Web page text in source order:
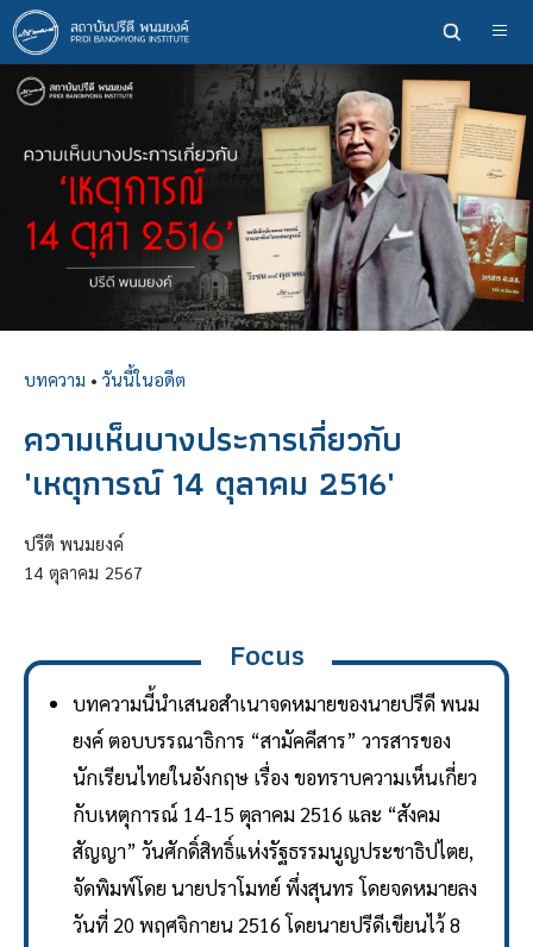
ข้าม
ไป
ยัง
เนื้อหา
บทความ • วันนี้ในอดีต
ความเห็นบางประการเกี่ยวกับ
'เหตุการณ์ 14 ตุลาคม 2516'
ปรีดี พนมยงค์
14 ตุลาคม 2567
Focus
บทความนี้นำเสนอสำเนาจดหมายของนายปรีดี พนม
ยงค์ ตอบบรรณาธิการ “สามัคคีสาร” วารสารของ
นักเรียนไทยในอังกฤษ เรื่อง ขอทราบความเห็นเกี่ยว
กับเหตุการณ์ 14-15 ตุลาคม 2516 และ “สังคม
สัญญา” วันศักดิ์สิทธิ์แห่งรัฐธรรมนูญประชาธิปไตย,
จัดพิมพ์โดย นายปราโมทย์ พึ่งสุนทร โดยจดหมายลง
วันที่ 20 พฤศจิกายน 2516 โดยนายปรีดีเขียนไว้ 8